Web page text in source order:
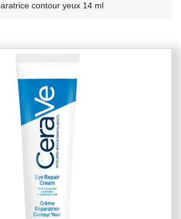
contour yeux 14 ml